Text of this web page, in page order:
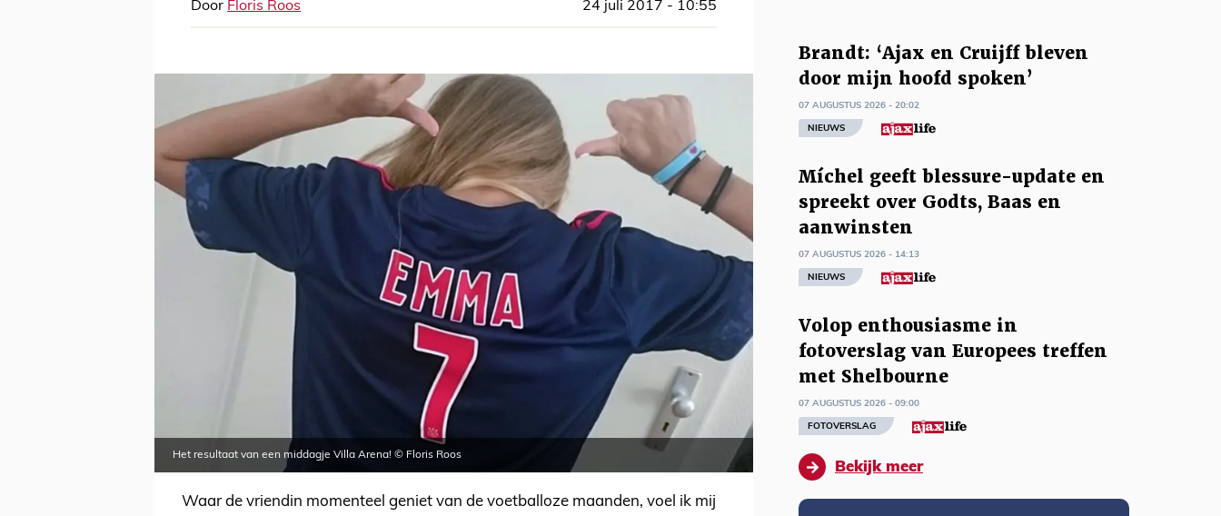
Door Floris Roos 24 juli 2017 - 10:55
Het resultaat van een middagje Villa Arena! © Floris Roos
Waar de vriendin momenteel geniet van de voetballoze maanden, voel ik mij
Brandt: ‘Ajax en Cruijff bleven
door mijn hoofd spoken’
07 AUGUSTUS 2026 - 20:02
NIEUWS
Míchel geeft blessure-update en
spreekt over Godts, Baas en
aanwinsten
07 AUGUSTUS 2026 - 14:13
NIEUWS
Volop enthousiasme in
fotoverslag van Europees treffen
met Shelbourne
07 AUGUSTUS 2026 - 09:00
FOTOVERSLAG
Bekijk meer